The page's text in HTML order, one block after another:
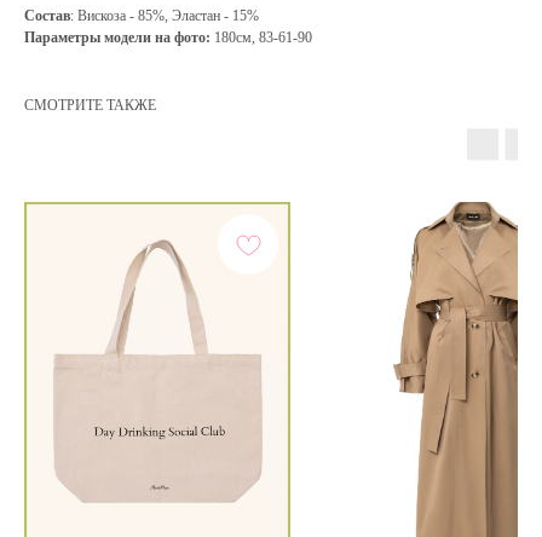
Состав: Вискоза - 85%, Эластан - 15%
Параметры модели на фото: 180см, 83-61-90
СМОТРИТЕ ТАКЖЕ